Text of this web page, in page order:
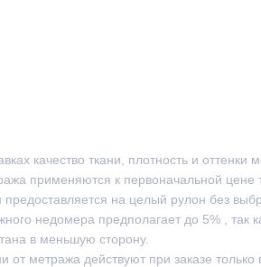
качество ткани, плотность и
применяются к первоначальной
предоставляется на целый рулон без
недомера предполагает до 5% , так
в меньшую сторону.
от метража действуют при заказе